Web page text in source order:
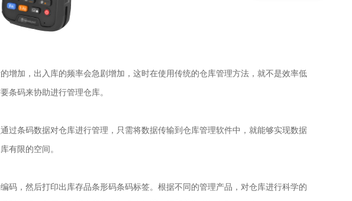
增加，出入库的频率会急剧增加，这时在使用传统的仓库管理方法，就不是效率低
条码来协助进行管理仓库。
过条码数据对仓库进行管理，只需将数据传输到仓库管理软件中，就能够实现数据
有限的空间。
码，然后打印出库存品条形码条码标签。根据不同的管理产品，对仓库进行科学的